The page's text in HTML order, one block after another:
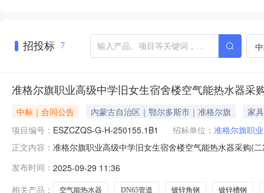
招投标 7
准格尔旗职业高级中学旧女生宿舍楼空气能热水器采
中标｜合同公告 内蒙古自治区｜鄂尔多斯市｜准格尔旗
家
项目编号： ESZCZQS-G-H-250155.1B1 招标单位： 准格尔旗职
正文内容： 准格尔旗职业高级中学旧女生宿舍楼空气能热水器采购(
市准格尔旗联系方式：1供应商(乙方)：内蒙古琳凯新能
发布时间： 2025-09-29 11:36
相关产品：
空气能热水器 DN65管道 镀锌角钢 镀锌槽钢